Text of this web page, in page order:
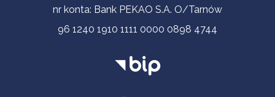
nr konta: Bank PEKAO S.A. O/Tarnów
96 1240 1910 1111 0000 0898 4744